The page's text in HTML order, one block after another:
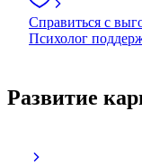
Справиться с
Психолог
Развитие